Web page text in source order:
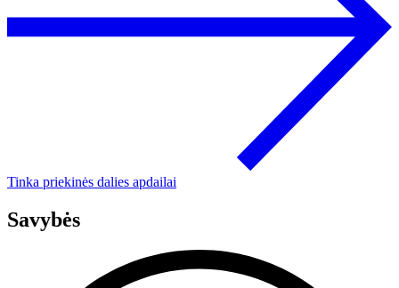
Tinka priekinės dalies apdailai
Savybės